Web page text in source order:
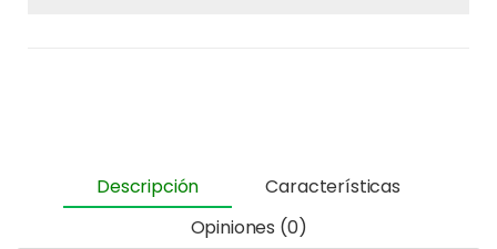
Descripción
Características
Opiniones (0)